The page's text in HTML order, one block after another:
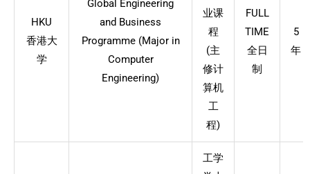
HKU
香港大
学
Global Engineering
and Business
Programme (Major in
Computer
Engineering)
业课
程
(主
修计
算机
工
程)
FULL
TIME
全日
制
5
年
工学